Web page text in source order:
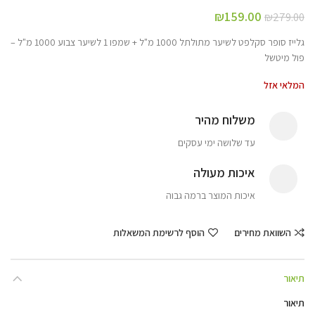
₪279.00
₪159.00
גלייז סופר סקלפט לשיער מתולתל 1000 מ"ל + שמפו 1 לשיער צבוע 1000 מ"ל –
פול מיטשל
המלאי אזל
משלוח מהיר
עד שלושה ימי עסקים
איכות מעולה
איכות המוצר ברמה גבוה
השוואת מחירים הוסף לרשימת המשאלות
תיאור
תיאור